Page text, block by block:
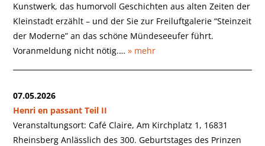
Kunstwerk, das humorvoll Geschichten aus alten Zeiten der
Kleinstadt erzählt – und der Sie zur Freiluftgalerie “Steinzeit
der Moderne” an das schöne Mündeseeufer führt.
Voranmeldung nicht nötig.…» mehr
07.05.2026
Henri en passant Teil II
Veranstaltungsort: Café Claire, Am Kirchplatz 1, 16831
Rheinsberg Anlässlich des 300. Geburtstages des Prinzen